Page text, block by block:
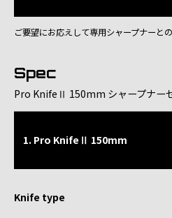
ご要望にお応えして専用シャープナーと
Spec
Pro KnifeⅡ 150mm シャープナー
1. Pro KnifeⅡ 150mm
Knife type